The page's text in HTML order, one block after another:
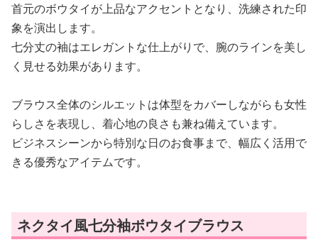
首元のボウタイが上品なアクセントとなり、洗練された印
象を演出します。
七分丈の袖はエレガントな仕上がりで、腕のラインを美し
く見せる効果があります。
ブラウス全体のシルエットは体型をカバーしながらも女性
らしさを表現し、着心地の良さも兼ね備えています。
ビジネスシーンから特別な日のお食事まで、幅広く活用で
きる優秀なアイテムです。
ネクタイ風七分袖ボウタイブラウス